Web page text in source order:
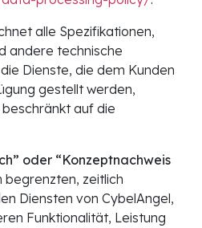
alle Spezifikationen,
andere technische
Dienste, die dem Kunden
gestellt werden,
auf die
oder “Konzeptnachweis
begrenzten, zeitlich
Diensten von CybelAngel,
Funktionalität, Leistung